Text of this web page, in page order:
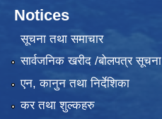
Notices
सूचना तथा समाचार
सार्वजनिक खरीद /बोलपत्र सूचना
एन, कानुन तथा निर्देशिका
कर तथा शुल्कहरु